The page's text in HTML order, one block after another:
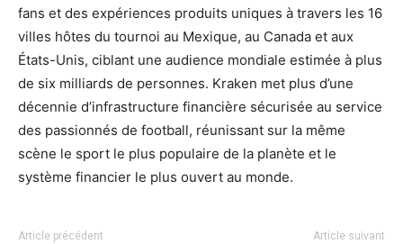
fans et des expériences produits uniques à travers les 16
villes hôtes du tournoi au Mexique, au Canada et aux
États-Unis, ciblant une audience mondiale estimée à plus
de six milliards de personnes. Kraken met plus d’une
décennie d’infrastructure financière sécurisée au service
des passionnés de football, réunissant sur la même
scène le sport le plus populaire de la planète et le
système financier le plus ouvert au monde.
Article précédent Article suivant